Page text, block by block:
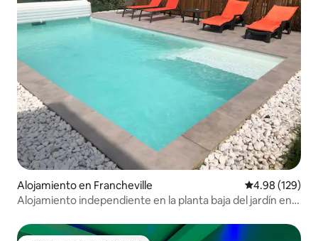
Alojamiento en Francheville Calificación
4.98 (129)
Alojamiento independiente en la planta baja del jardín en